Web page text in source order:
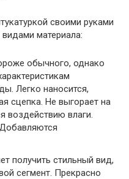
своими руками
материала:
обычного, однако
Легко наносится,
сцепка. Не выгорает на
воздействию влаги.
получить стильный вид,
сегмент. Прекрасно